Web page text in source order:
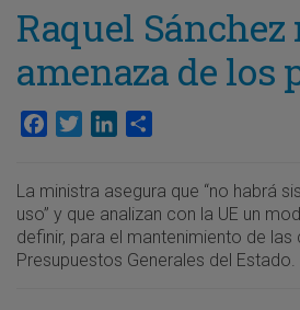
Raquel
amenaza de los
Facebook
TwitterLinkedIn
La ministra asegura que “no habrá
uso” y que analizan con la UE un
definir, para el mantenimiento de
Presupuestos Generales del Estado.